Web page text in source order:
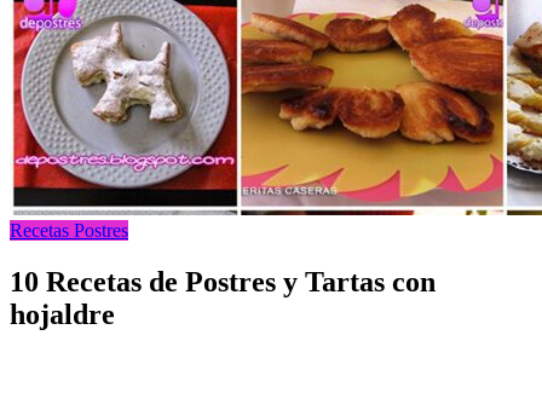
Recetas Postres
10 Recetas de Postres y Tartas con
hojaldre